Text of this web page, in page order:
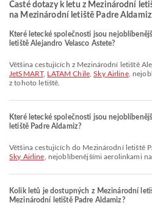
Časté dotazy k letu z Mezinárodní
na Mezinárodní letiště Padre Aldamiz
Které letecké společnosti jsou
letiště Alejandro Velasco Astete?
Většina cestujících z Mezinárodní letiště
JetSMART, LATAM Chile,Sky Airline,
z tohoto letiště.
Které letecké společnosti jsou
letiště Padre Aldamiz?
Většina cestujících do Mezinárodní letiště
Sky Airline , nejoblíbenějšími aerolinkami
Kolik letů je dostupných z Mezinárodní
Mezinárodní letiště Padre Aldamiz?